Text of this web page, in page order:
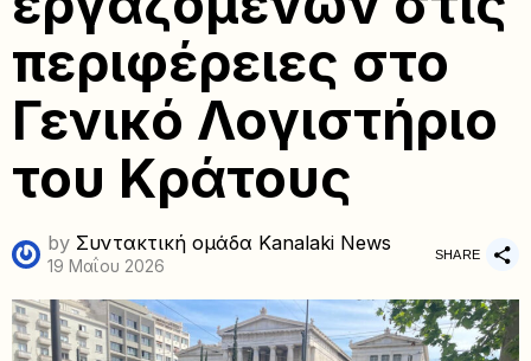
περιφέρειες στο
Γενικό Λογιστήριο
του Κράτους
by Συντακτική ομάδα Kanalaki News
19 Μαΐου 2026
SHARE